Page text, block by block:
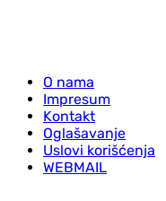
O nama
Impresum
Kontakt
Oglašavanje
Uslovi korišćenja
WEBMAIL